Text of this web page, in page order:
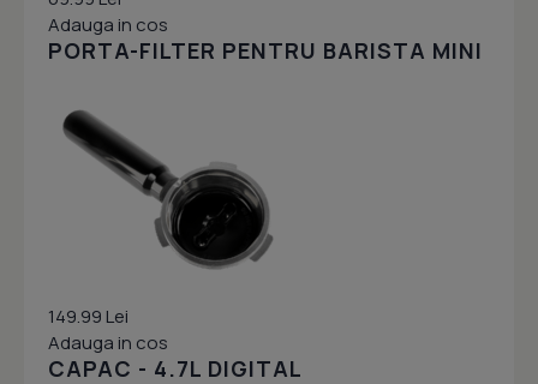
Adauga in cos
PORTA-FILTER PENTRU BARISTA MINI
149.99 Lei
Adauga in cos
CAPAC - 4.7L DIGITAL